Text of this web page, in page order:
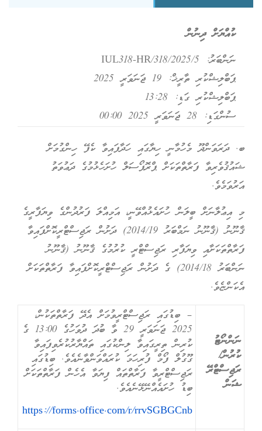
ކުއްޔަށް ދިނުން
ނަންބަރު: IUL318-HR/318/2025/5
ޕަބްލިޝްކުރި ތާރީޚް: 19 ޖަނަވަރީ 2025
ޕަބްލިޝްކުރި ގަޑި: 13:28
ސުންގަޑި: 28 ޖަނަވަރީ 2025 00:00
ބ. ދަރަވަންދޫ މެހުމާނީ ހިޔާގައި ހަދާފައިވާ ކެފޭ ހިންގުމަށް
ޝައުޤުވެރިވާ ފަރާތްތަކަށް ޕްރޮޕޯސަލް ހުށަހެޅުމުގެ ދަޢުވަތު
އަރުވަމެވެ.
މި އިޢުލާނަށް ބީލަން ހުށައެޅުއްވޭނީ، އަމިއްލަ ފަރުދުންގެ ވިޔަފާރީގެ
ޤާނޫނު (ޤާނޫނު ނަމްބަރު 2014/19) ދަށުން ރަޖިސްޓްރީކޮށްފައިވާ
ފަރާތްތަކަށާއި ވިޔަފާރި ރަޖިސްޓްރީ ކުރުމުގެ ޤާނޫނު (ޤާނޫނު
ނަންބަރު 2014/18) ގެ ދަށުން ރަޖިސްޓްރީކޮށްފައިވާ ފަރާތްތަކަށް
އެކަންޏެވެ.
ނަންނޯޓު
ކުރުން/
ރަޖިސްޓްރޭ
ޝަން
– ބިޑުގައި ރަޖިސްޓްރީވުމަށް އެދޭ ފަރާތްތަކުން،
2025 ޖަނަވަރީ 29 ވާ ބުދަ ދުވަހުގެ 13:00 ގެ
ކުރިން ތިރީގައިވާ ލިންކުގައި ތައްޔާރުކުރެވިފައިވާ
ގޫގުލް ފޯމް ފުރިހަމަ ކުރައްވަންވާނެއެވެ. ބިޑުގައި
ރަޖިސްޓްރީވާ ފަރާތްތައް ފިޔަވާ އެހެން ފަރާތްތަކަށް
ބިޑު ހުށައެއްނޭޅޭނެއެވެ.
https://forms.office.com/r/rrvSGBGCnb